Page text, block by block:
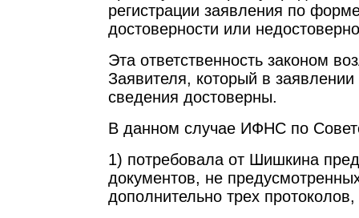
регистрации заявления по
достоверности или
Эта ответственность законом
Заявителя, который в заявлении
сведения достоверны.
В данном случае ИФНС по
1) потребовала от Шишкина
документов, не
дополнительно трех